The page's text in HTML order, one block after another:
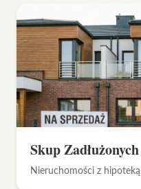
Skup Zadłużonych
Nieruchomości z